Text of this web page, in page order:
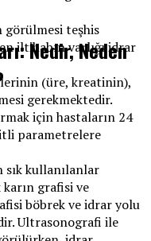
teşhis
iltihabın varlığı idrar
(üre, kreatinin),
gerekmektedir.
için hastaların 24
parametrelere
kullanılanlar
grafisi ve
böbrek ve idrar yolu
Ultrasonografi ile
Nedir, Neden